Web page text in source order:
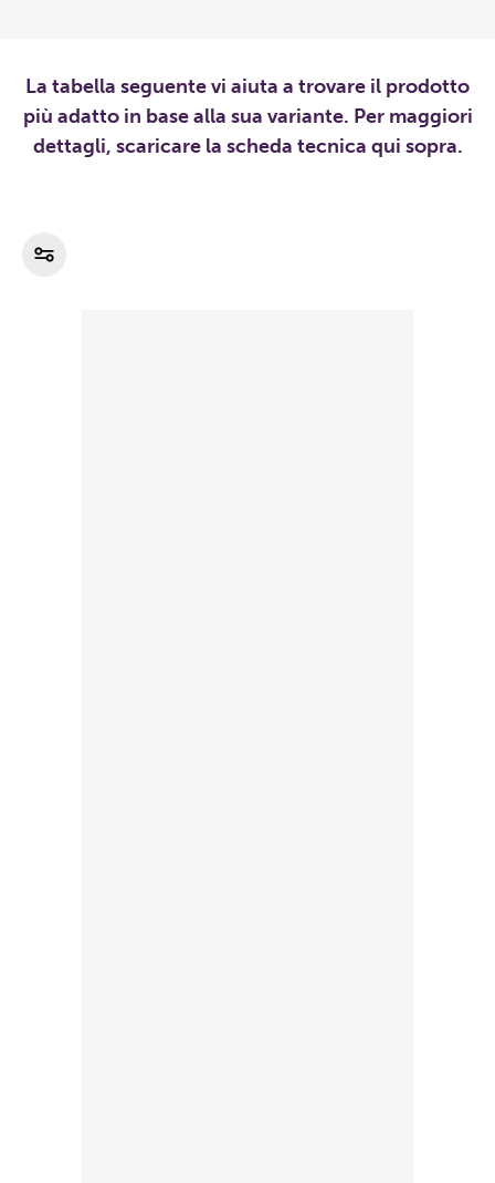
La tabella seguente vi aiuta a trovare il prodotto
più adatto in base alla sua variante. Per maggiori
dettagli, scaricare la scheda tecnica qui sopra.